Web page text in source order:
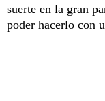
suerte en la gran
poder hacerlo con